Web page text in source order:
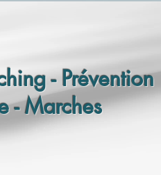
- Prévention
- Marches